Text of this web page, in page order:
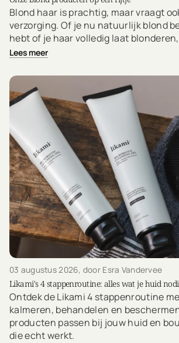
Blond haar is prachtig, maar vraagt
verzorging. Of je nu natuurlijk blond
hebt of je haar volledig laat
Lees meer
03 augustus 2026, door Esra Vandervee
Likami's 4 stappenroutine: alles wat je huid
Ontdek de Likami 4 stappenroutine
kalmeren, behandelen en
producten passen bij jouw huid en
die echt werkt.